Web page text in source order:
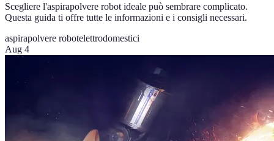
Scegliere l'aspirapolvere robot ideale può sembrare complicato.
Questa guida ti offre tutte le informazioni e i consigli necessari.
aspirapolvere robotelettrodomestici
Aug 4